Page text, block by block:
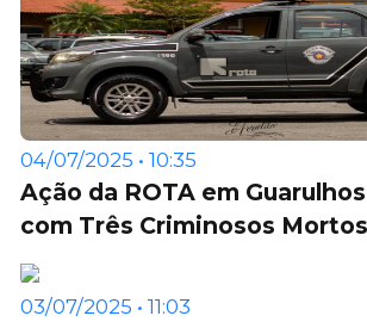
04/07/2025 • 10:35
Ação da ROTA em
com Três Criminosos
03/07/2025 • 11:03